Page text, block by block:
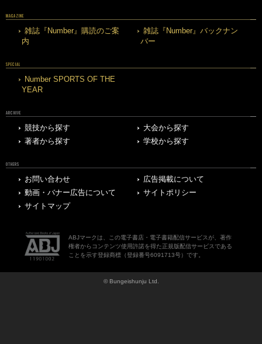
MAGAZINE
雑誌『Number』購読のご案
内
雑誌『Number』バックナン
バー
SPECIAL
Number SPORTS OF THE
YEAR
ARCHIVE
競技から探す
大会から探す
著者から探す
学校から探す
OTHERS
お問い合わせ
広告掲載について
動画・バナー広告について
サイトポリシー
サイトマップ
ABJマークは、この電子書店・電子書籍配信サービスが、著作
権者からコンテンツ使用許諾を得た正規版配信サービスである
ことを示す登録商標（登録番号6091713号）です。
© Bungeishunju Ltd.